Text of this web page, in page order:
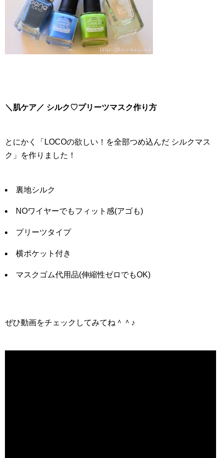
＼肌ケア／ シルク♡プリーツマスク作り方
とにかく「LOCOの欲しい！を全部つめ込んだ シルクマス
ク」を作りました！
裏地シルク
NOワイヤーでもフィット感(アゴも)
プリーツタイプ
横ポケット付き
マスクゴム代用品(伸縮性ゼロでもOK)
ぜひ動画をチェックしてみてね＾＾♪